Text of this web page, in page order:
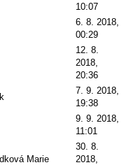
10:07
6. 8. 2018,
00:29
12. 8.
2018,
20:36
7. 9. 2018,
19:38
9. 9. 2018,
11:01
Marie
30. 8.
2018,